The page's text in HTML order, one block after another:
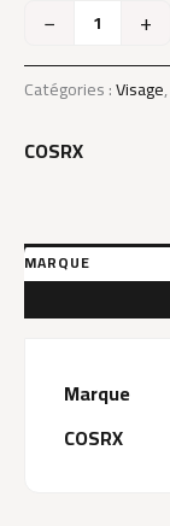
−
quantité
COSRX
OIL-
ULTRA-
+
Catégories :Visage,
COSRX
MARQUE
Marque
COSRX